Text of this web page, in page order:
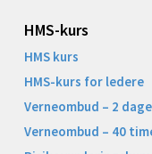
HMS-kurs
HMS kurs
HMS-kurs for ledere
Verneombud – 2
Verneombud – 40